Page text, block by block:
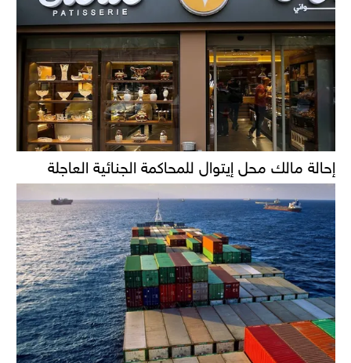
إحالة مالك محل إيتوال للمحاكمة الجنائية العاجلة